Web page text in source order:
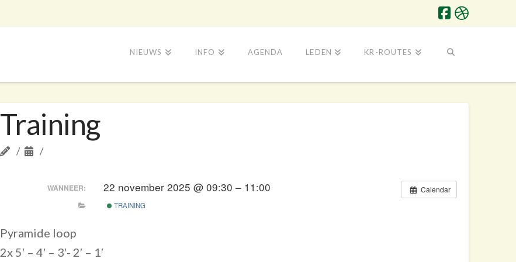
NIEUWS INFO AGENDA LEDEN KR-ROUTES
Training
Calendar
WANNEER: 22 november 2025 @ 09:30 – 11:00
TRAINING
Pyramide loop
2x 5′ – 4′ – 3′- 2′ – 1′